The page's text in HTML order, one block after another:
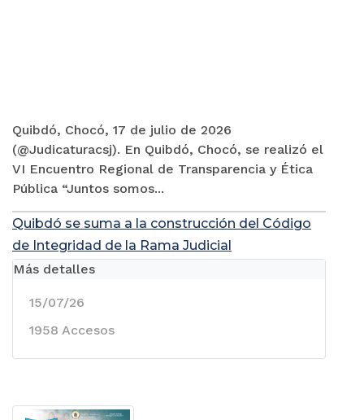
Quibdó, Chocó, 17 de julio de 2026
(@Judicaturacsj). En Quibdó, Chocó, se realizó el
VI Encuentro Regional de Transparencia y Ética
Pública “Juntos somos...
Quibdó se suma a la construcción del Código
de Integridad de la Rama Judicial
Más detalles
15/07/26
1958 Accesos